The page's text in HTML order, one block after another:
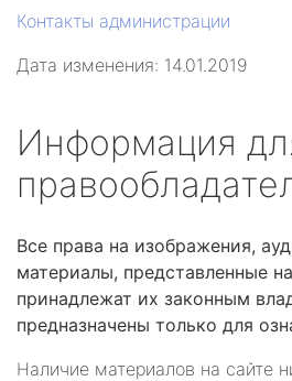
Контакты администрации
Дата изменения: 14.01.2019
Информация
Все права на изображения,
материалы, представленные
принадлежат их законным
предназначены только для
Наличие материалов на сайте